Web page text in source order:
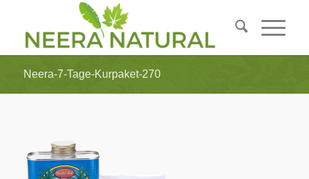
Neera-7-Tage-Kurpaket-270